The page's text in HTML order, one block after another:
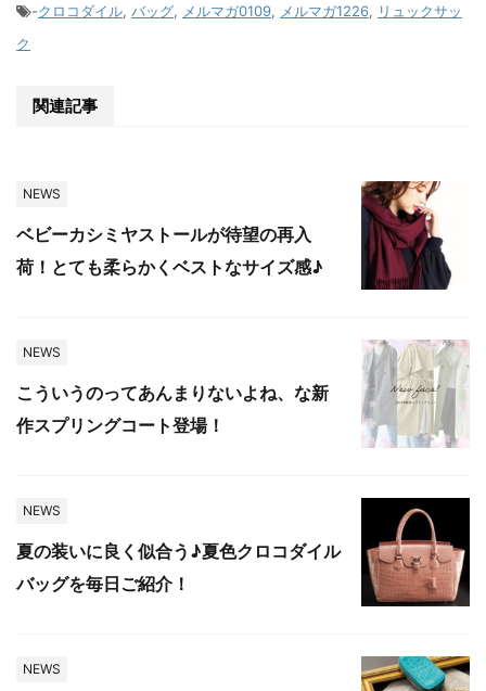
-クロコダイル, バッグ, メルマガ0109, メルマガ1226, リュックサッ
ク
関連記事
NEWS
ベビーカシミヤストールが待望の再入
荷！とても柔らかくベストなサイズ感♪
NEWS
こういうのってあんまりないよね、な新
作スプリングコート登場！
NEWS
夏の装いに良く似合う♪夏色クロコダイル
バッグを毎日ご紹介！
NEWS